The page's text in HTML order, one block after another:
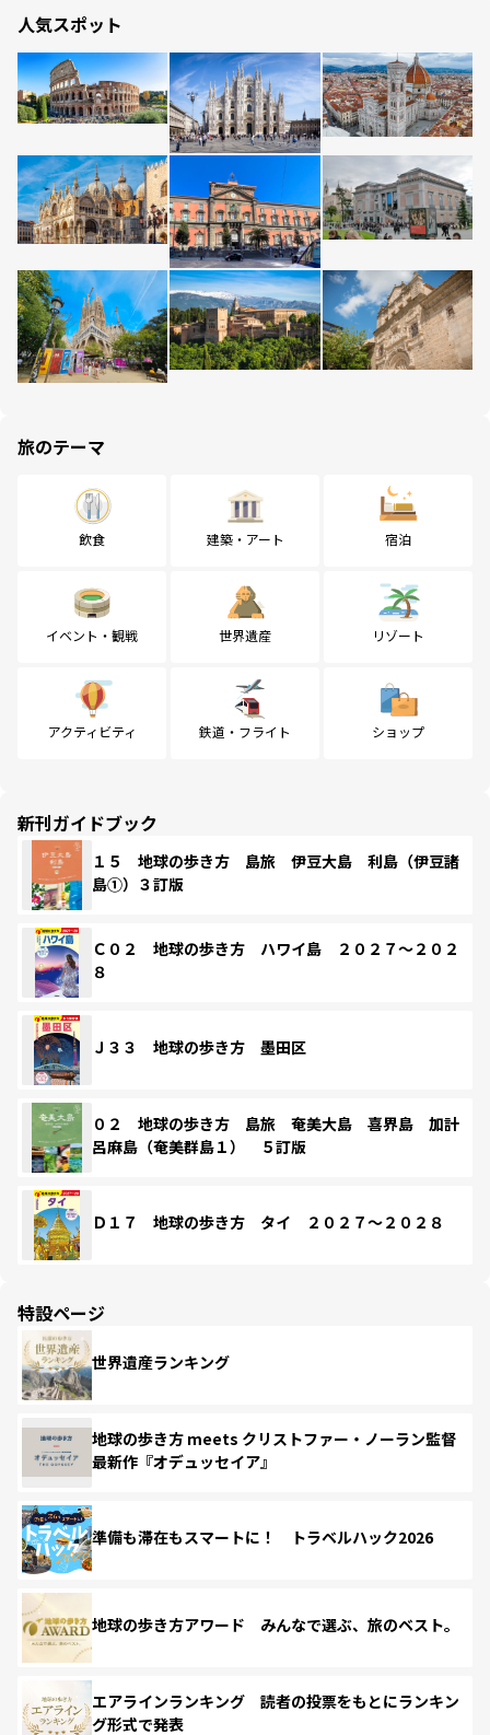
人気スポット
旅のテーマ
飲食 建築・アート 宿泊
イベント・観戦 世界遺産 リゾート
アクティビティ 鉄道・フライト ショップ
新刊ガイドブック
１５ 地球の歩き方 島旅 伊豆大島 利島（伊豆諸
島①）３訂版
Ｃ０２ 地球の歩き方 ハワイ島 ２０２７～２０２
８
Ｊ３３ 地球の歩き方 墨田区
０２ 地球の歩き方 島旅 奄美大島 喜界島 加計
呂麻島（奄美群島１） ５訂版
Ｄ１７ 地球の歩き方 タイ ２０２７～２０２８
特設ページ
世界遺産ランキング
地球の歩き方 meets クリストファー・ノーラン監督
最新作『オデュッセイア』
準備も滞在もスマートに！ トラベルハック2026
地球の歩き方アワード みんなで選ぶ、旅のベスト。
エアラインランキング 読者の投票をもとにランキン
グ形式で発表